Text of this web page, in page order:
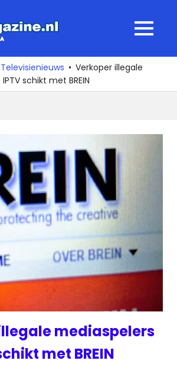
MENU
Televisienieuws
Verkoper illegale
schikt met BREIN
mediaspelers
met BREIN